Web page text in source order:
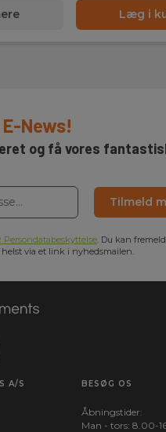
Læg i
News!
og få vores
Tilmeld
Persondatabeskyttelse. Du kan
via et link i nyhedsmailen.
A/S BESØG OS
Åbningstider:
Man - tors: 8.00-